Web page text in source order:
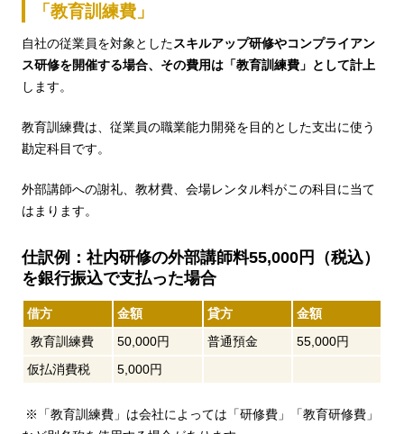
「教育訓練費」
自社の従業員を対象としたスキルアップ研修やコンプライアン
ス研修を開催する場合、その費用は「教育訓練費」として計上
します。
教育訓練費は、従業員の職業能力開発を目的とした支出に使う
勘定科目です。
外部講師への謝礼、教材費、会場レンタル料がこの科目に当て
はまります。
仕訳例：社内研修の外部講師料55,000円（税込）
を銀行振込で支払った場合
借方 金額 貸方
金額
教育訓練費
50,000円 普通預金
55,000円
仮払消費税
5,000円
※「教育訓練費」は会社によっては「研修費」「教育研修費」